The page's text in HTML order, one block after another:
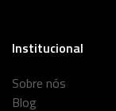
Institucional
Sobre nós
Blog